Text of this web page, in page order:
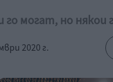
го могат, но
2020 г.